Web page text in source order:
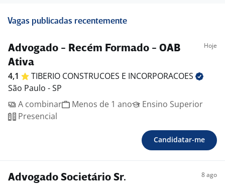
Vagas publicadas recentemente
Advogado - Recém Formado - OAB
Ativa
Hoje
4,1 TIBERIO CONSTRUCOES E INCORPORACOES
São Paulo - SP
A combinar
Menos de 1 ano
Ensino Superior
Presencial
Candidatar-me
Advogado Societário Sr. 8 ago